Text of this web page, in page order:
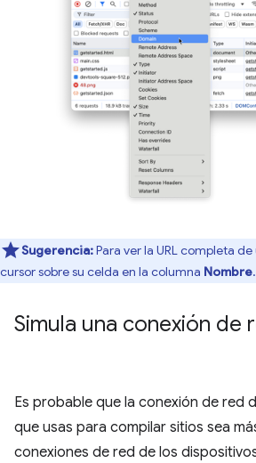
Sugerencia:Para ver la URL completa
cursor sobre su celda en la columna Nombre.
Simula una conexión de
Es probable que la conexión de red
que usas para compilar sitios sea
conexiones de red de los